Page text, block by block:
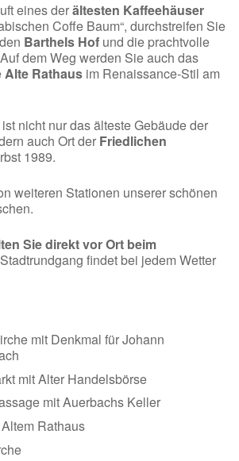
eines derältesten Kaffeehäuser
Coffe Baum“, durchstreifen Sie
Barthels Hofund die prachtvolle
dem Weg werden Sie auch das
Alte Rathausim Renaissance-Stil am
nicht nur das älteste Gebäude der
auch Ort der Friedlichen
1989.
weiteren Stationen unserer schönen
Sie direkt vor Ort beim
findet bei jedem Wetter
mit Denkmal für Johann
mit Alter Handelsbörse
mit Auerbachs Keller
Rathaus